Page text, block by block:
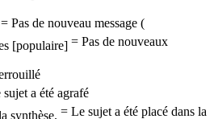
= Pas de nouveau message (
= Pas de nouveaux
a été agrafé
= Le sujet a été placé dans la